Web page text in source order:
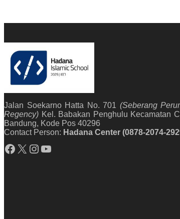
Jalan Soekarno Hatta No. 701 (Seberang
Regency) Kel. Babakan Penghulu Kecamatan
Bandung, Kode Pos 40296
Contact Person: Hadana Center (0878-2074-
Facebook X Instagram YouTube